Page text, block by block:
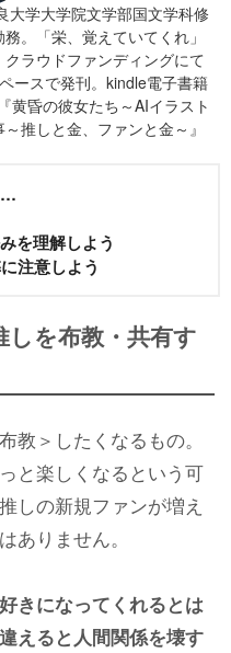
大学大学院文学部国文学科修
。「栄、覚えていてくれ」
ラウドファンディングにて
ースで発刊。kindle電子書籍
黄昏の彼女たち～AIイラスト
推しと金、ファンと金～』
…
を理解しよう
注意しよう
を布教・共有す
＞したくなるもの。
と楽しくなるという可
しの新規ファンが増え
ありません。
きになってくれるとは
えると人間関係を壊す